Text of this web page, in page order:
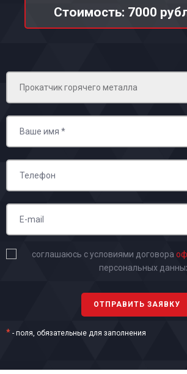
Стоимость: 7000
соглашаюсь с условиями договора
персональных
* - поля, обязательные для заполнения